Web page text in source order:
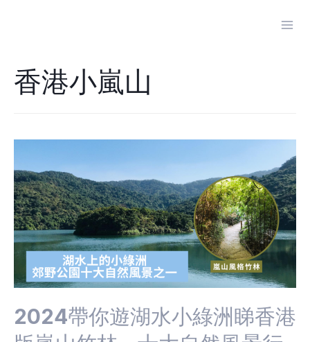
香港小嵐山
2024帶你遊湖水小綠洲睇香港